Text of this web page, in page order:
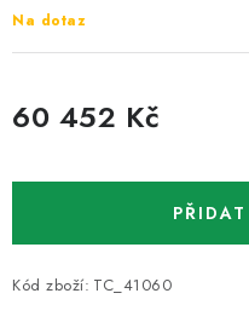
Na dotaz
60 452 Kč
Kód zboží: TC_41060